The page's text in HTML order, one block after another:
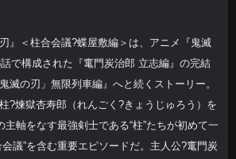
』＜柱合会議?蝶屋敷編＞は、アニメ『鬼滅
で構成された『竃門炭治郎 立志編』の完結
滅の刃」無限列車編』へと続くストーリー。
?煉獄杏寿郎（れんごく?きょうじゅろう）を
主軸をなす最強剣士である“柱”たちが初めて一
議”を含む重要エピソードだ。主人公?竃門炭